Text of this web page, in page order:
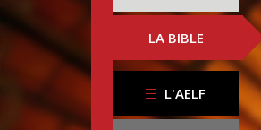
LA BIBLE
L'AELF